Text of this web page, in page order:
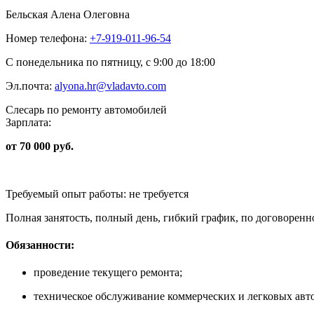
Бельская Алена Олеговна
Номер телефона: +7-919-011-96-54
С понедельника по пятницу, с 9:00 до 18:00
Эл.почта: alyona.hr@vladavto.com
Слесарь по ремонту автомобилей
Зарплата:
от 70 000 руб.
Требуемый опыт работы: не требуется
Полная занятость, полный день, гибкий график, по
Обязанности:
проведение текущего ремонта;
техническое обслуживание коммерческих и легковых